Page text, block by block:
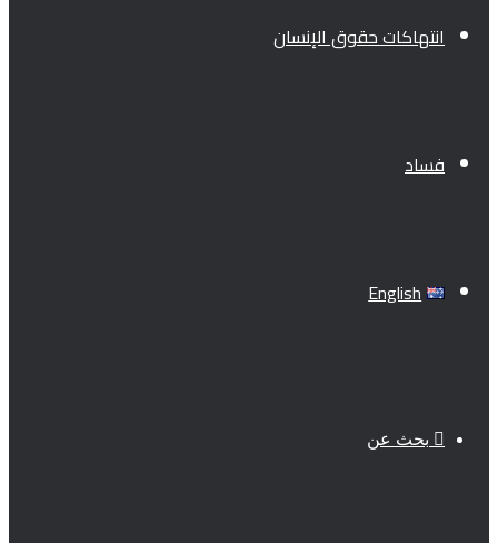
انتهاكات حقوق الإنسان
فساد
English
بحث عن